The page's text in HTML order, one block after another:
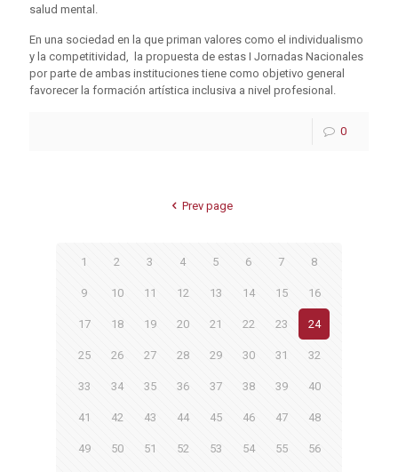
salud mental.
En una sociedad en la que priman valores como el individualismo
y la competitividad, la propuesta de estas I Jornadas Nacionales
por parte de ambas instituciones tiene como objetivo general
favorecer la formación artística inclusiva a nivel profesional.
0
Prev page
1 2 3 4 5 6 7 8
9 10 11 12 13 14 15 16
17 18 19 20 21 22 23 24
25 26 27 28 29 30 31 32
33 34 35 36 37 38 39 40
41 42 43 44 45 46 47 48
49 50 51 52 53 54 55 56